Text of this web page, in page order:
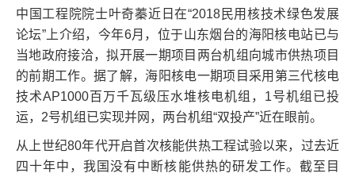
中国工程院院士叶奇蓁近日在“2018民用核技术绿色发展
论坛”上介绍，今年6月，位于山东烟台的海阳核电站已与
当地政府接洽，拟开展一期项目两台机组向城市供热项目
的前期工作。据了解，海阳核电一期项目采用第三代核电
技术AP1000百万千瓦级压水堆核电机组，1号机组已投
运，2号机组已实现并网，两台机组“双投产”近在眼前。
从上世纪80年代开启首次核能供热工程试验以来，过去近
四十年中，我国没有中断核能供热的研发工作。截至目